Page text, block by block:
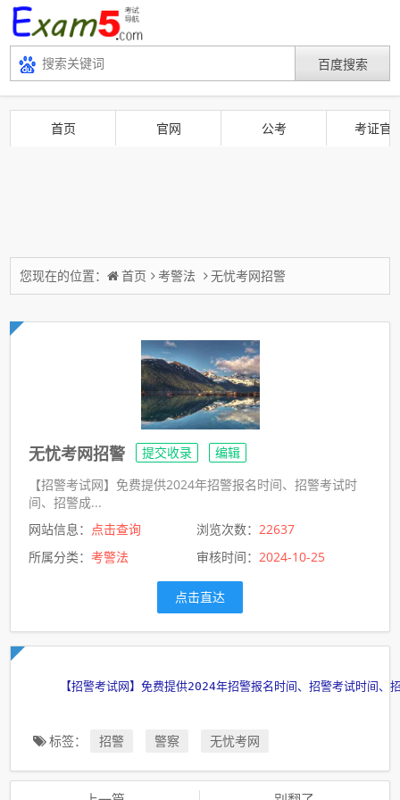
首页 官网 公考 考证官
您现在的位置： 首页 考警法 无忧考网招警
无忧考网招警 提交收录
编辑
【招警考试网】免费提供2024年招警报名时间、招警考试时
间、招警成...
网站信息： 点击查询 浏览次数：22637
所属分类：考警法 审核时间：2024-10-25
点击直达
【招警考试网】免费提供2024年招警报名时间、招警考试时间、
标签： 招警 警察 无忧考网